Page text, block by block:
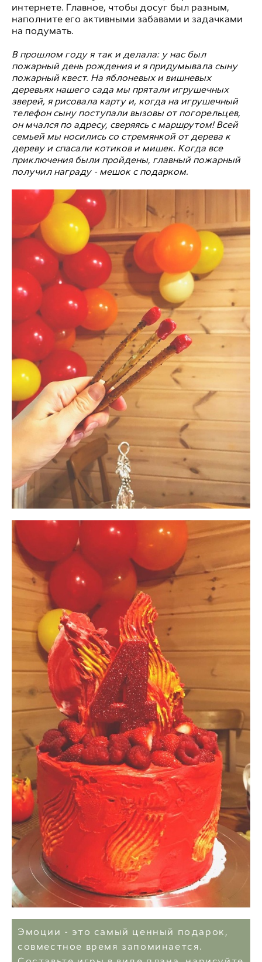
интернете. Главное, чтобы досуг был разным,
наполните его активными забавами и задачками
на подумать.
В прошлом году я так и делала: у нас был
пожарный день рождения и я придумывала сыну
пожарный квест. На яблоневых и вишневых
деревьях нашего сада мы прятали игрушечных
зверей, я рисовала карту и, когда на игрушечный
телефон сыну поступали вызовы от погорельцев,
он мчался по адресу, сверяясь с маршрутом! Всей
семьей мы носились со стремянкой от дерева к
дереву и спасали котиков и мишек. Когда все
приключения были пройдены, главный пожарный
получил награду - мешок с подарком.
Эмоции - это самый ценный подарок,
совместное время запоминается.